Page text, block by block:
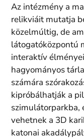
Az intézmény a
relikviáit mutatja
közelmúltig, de
látogatóközpontú
interaktív
hagyományos
számára
kipróbálhatják a
szimulátorparkba,
vehetnek a 3D
katonai